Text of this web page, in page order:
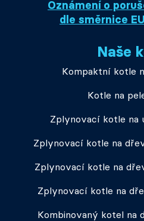
Oznámení o
dle směrnice
Naše
Kompaktní kotle
Kotle na
Zplynovací kotle na
Zplynovací kotle na
Zplynovací kotle na
Zplynovací kotle na
Kombinovaný kotel na